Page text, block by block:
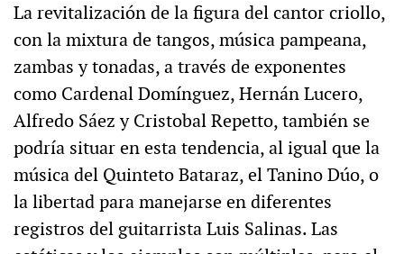
La revitalización de la figura del cantor criollo,
con la mixtura de tangos, música pampeana,
zambas y tonadas, a través de exponentes
como Cardenal Domínguez, Hernán Lucero,
Alfredo Sáez y Cristobal Repetto, también se
podría situar en esta tendencia, al igual que la
música del Quinteto Bataraz, el Tanino Dúo, o
la libertad para manejarse en diferentes
registros del guitarrista Luis Salinas. Las